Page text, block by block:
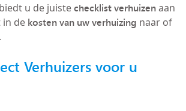
u de juistechecklist verhuizenaan
in de kosten van uw verhuizing naar of
Verhuizers voor u